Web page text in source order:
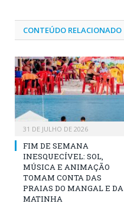
CONTEÚDO RELACIONADO
31 DE JULHO DE 2026
FIM DE SEMANA
INESQUECÍVEL: SOL,
MÚSICA E ANIMAÇÃO
TOMAM CONTA DAS
PRAIAS DO MANGAL E DA
MATINHA